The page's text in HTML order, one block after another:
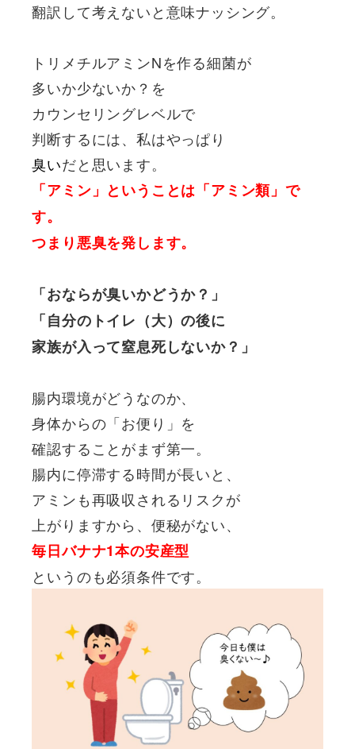
翻訳して考えないと意味ナッシング。
トリメチルアミンNを作る細菌が
多いか少ないか？を
カウンセリングレベルで
判断するには、私はやっぱり
臭いだと思います。
「アミン」ということは「アミン類」で
す。
つまり悪臭を発します。
「おならが臭いかどうか？」
「自分のトイレ（大）の後に
家族が入って窒息死しないか？」
腸内環境がどうなのか、
身体からの「お便り」を
確認することがまず第一。
腸内に停滞する時間が長いと、
アミンも再吸収されるリスクが
上がりますから、便秘がない、
毎日バナナ1本の安産型
というのも必須条件です。